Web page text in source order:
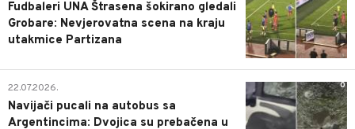
Fudbaleri UNA Štrasena šokirano gledali
Grobare: Nevjerovatna scena na kraju
utakmice Partizana
0
22.07.2026.
Navijači pucali na autobus sa
Argentincima: Dvojica su prebačena u